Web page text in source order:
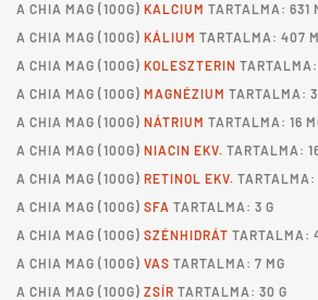
A CHIA MAG (100G) KALCIUM TARTALMA: 631
A CHIA MAG (100G) KÁLIUM TARTALMA: 407
A CHIA MAG (100G) KOLESZTERIN TARTALMA:
A CHIA MAG (100G) MAGNÉZIUM TARTALMA:
A CHIA MAG (100G) NÁTRIUM TARTALMA: 16
A CHIA MAG (100G) NIACIN EKV. TARTALMA:
A CHIA MAG (100G) RETINOL EKV. TARTALMA:
A CHIA MAG (100G) SFA TARTALMA: 3 G
A CHIA MAG (100G) SZÉNHIDRÁT TARTALMA:
A CHIA MAG (100G) VAS TARTALMA: 7 MG
A CHIA MAG (100G) ZSÍR TARTALMA: 30 G